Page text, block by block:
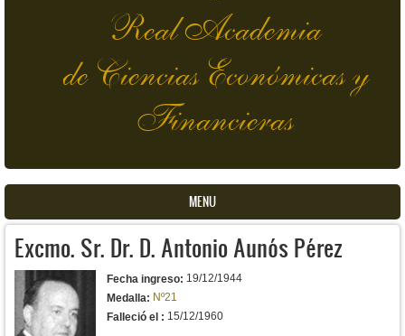
Real Academia
de Ciencias Económicas y
Financieras
MENU
Excmo. Sr. Dr. D. Antonio Aunós Pérez
Fecha ingreso: 19/12/1944
Medalla: Nº21
Falleció el : 15/12/1960